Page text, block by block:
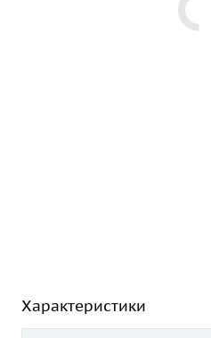
Характеристики